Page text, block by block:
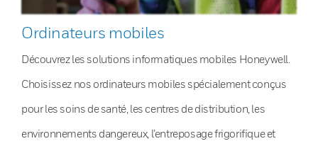
Ordinateurs mobiles
Découvrez les solutions informatiques mobiles Honeywell.
Choisissez nos ordinateurs mobiles spécialement conçus
pour les soins de santé, les centres de distribution, les
environnements dangereux, l’entreposage frigorifique et